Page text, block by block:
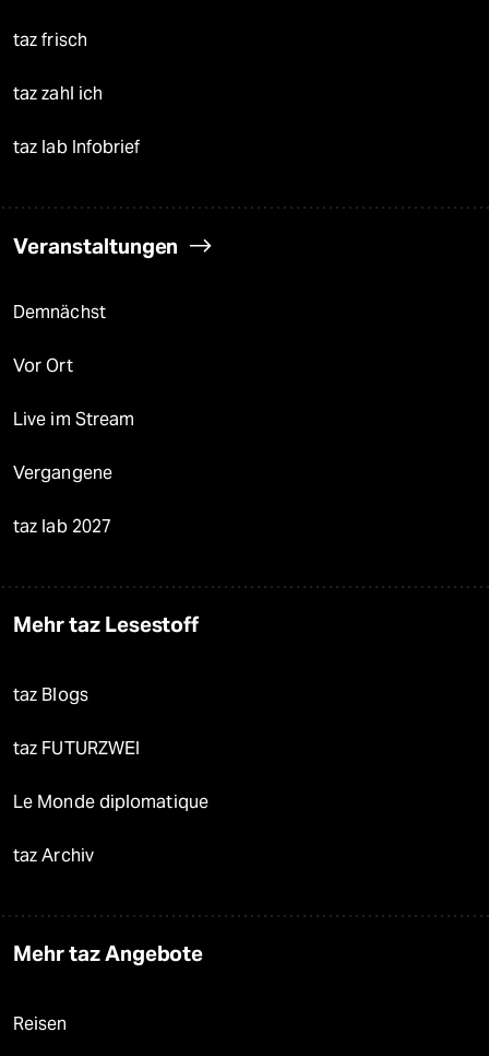
taz frisch
taz zahl ich
taz lab Infobrief
Veranstaltungen
Demnächst
Vor Ort
Live im Stream
Vergangene
taz lab 2027
Mehr taz Lesestoff
taz Blogs
taz FUTURZWEI
Le Monde diplomatique
taz Archiv
Mehr taz Angebote
Reisen